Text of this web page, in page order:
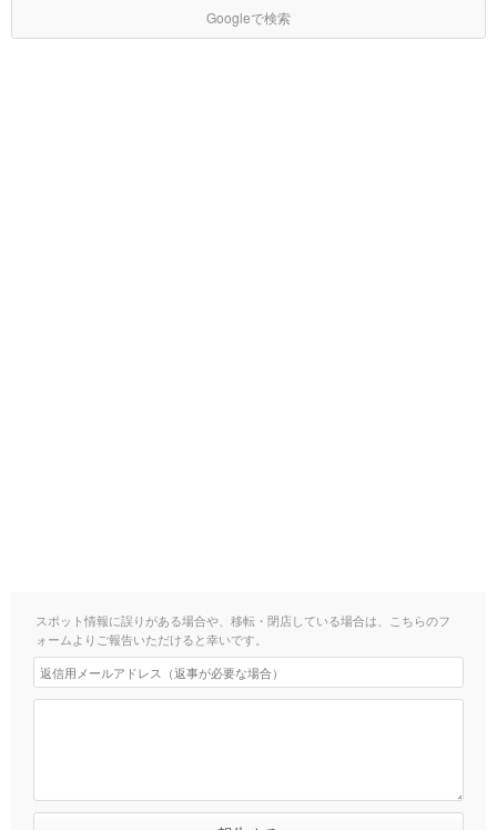
Googleで検索
スポット情報に誤りがある場合や、移転・閉店している場合は、こちらのフ
ォームよりご報告いただけると幸いです。